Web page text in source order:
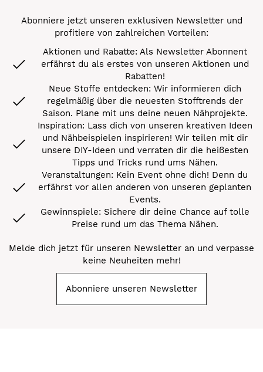
Abonniere jetzt unseren exklusiven Newsletter und
profitiere von zahlreichen Vorteilen:
Aktionen und Rabatte: Als Newsletter Abonnent
erfährst du als erstes von unseren Aktionen und
Rabatten!
Neue Stoffe entdecken: Wir informieren dich
regelmäßig über die neuesten Stofftrends der
Saison. Plane mit uns deine neuen Nähprojekte.
Inspiration: Lass dich von unseren kreativen Ideen
und Nähbeispielen inspirieren! Wir teilen mit dir
unsere DIY-Ideen und verraten dir die heißesten
Tipps und Tricks rund ums Nähen.
Veranstaltungen: Kein Event ohne dich! Denn du
erfährst vor allen anderen von unseren geplanten
Events.
Gewinnspiele: Sichere dir deine Chance auf tolle
Preise rund um das Thema Nähen.
Melde dich jetzt für unseren Newsletter an und verpasse
keine Neuheiten mehr!
Abonniere unseren Newsletter